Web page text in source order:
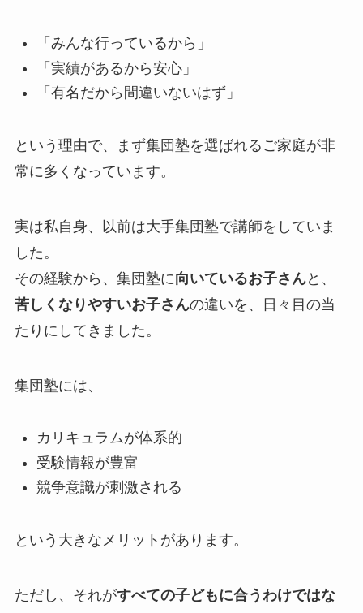
「みんな行っているから」
「実績があるから安心」
「有名だから間違いないはず」
という理由で、まず集団塾を選ばれるご家庭が非
常に多くなっています。
実は私自身、以前は大手集団塾で講師をしていま
した。
その経験から、集団塾に向いているお子さんと、
苦しくなりやすいお子さんの違いを、日々目の当
たりにしてきました。
集団塾には、
カリキュラムが体系的
受験情報が豊富
競争意識が刺激される
という大きなメリットがあります。
ただし、それがすべての子どもに合うわけではな